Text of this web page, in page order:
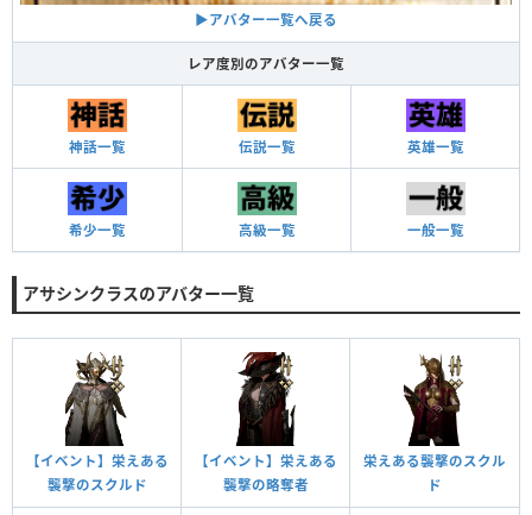
▶アバター一覧へ戻る
レア度別のアバター一覧
神話一覧 伝説一覧 英雄一覧
希少一覧 高級一覧 一般一覧
アサシンクラスのアバター一覧
【イベント】栄えある
襲撃のスクルド
【イベント】栄えある
襲撃の略奪者
栄えある襲撃のスクル
ド